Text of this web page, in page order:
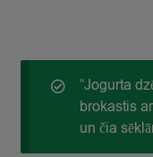
“Jogurta
brokastis
un čia